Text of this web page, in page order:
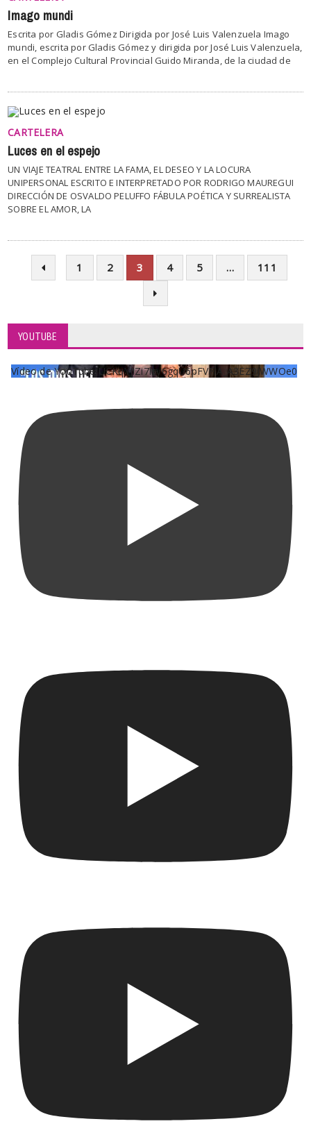
Imago mundi
Escrita por Gladis Gómez Dirigida por José Luis Valenzuela Imago
mundi, escrita por Gladis Gómez y dirigida por José Luis Valenzuela,
en el Complejo Cultural Provincial Guido Miranda, de la ciudad de
CARTELERA
Luces en el espejo
UN VIAJE TEATRAL ENTRE LA FAMA, EL DESEO Y LA LOCURA
UNIPERSONAL ESCRITO E INTERPRETADO POR RODRIGO MAUREGUI
DIRECCIÓN DE OSVALDO PELUFFO FÁBULA POÉTICA Y SURREALISTA
SOBRE EL AMOR, LA
1 2 3 4 5 … 111
YOUTUBE
Vídeo de YouTube UCKqYjiZi7lzy6gqU6pFVFiA_A3EZ9JWWOe0